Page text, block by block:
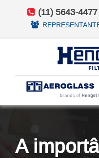
(11) 5643-4477
A